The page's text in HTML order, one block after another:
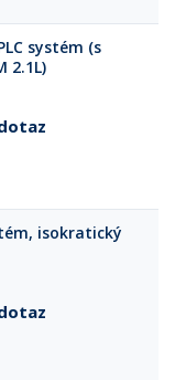
systém (s
ASM 2.1L)
isokratický